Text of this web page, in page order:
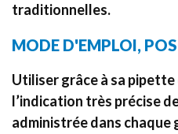
traditionnelles.
MODE D'EMPLOI,
Utiliser grâce à sa
l’indication très précise
administrée dans chaque